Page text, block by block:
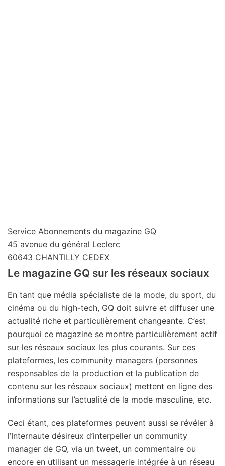
Service Abonnements du magazine GQ
45 avenue du général Leclerc
60643 CHANTILLY CEDEX
Le magazine GQ sur les réseaux sociaux
En tant que média spécialiste de la mode, du sport, du
cinéma ou du high-tech, GQ doit suivre et diffuser une
actualité riche et particulièrement changeante. C’est
pourquoi ce magazine se montre particulièrement actif
sur les réseaux sociaux les plus courants. Sur ces
plateformes, les community managers (personnes
responsables de la production et la publication de
contenu sur les réseaux sociaux) mettent en ligne des
informations sur l’actualité de la mode masculine, etc.
Ceci étant, ces plateformes peuvent aussi se révéler à
l’Internaute désireux d’interpeller un community
manager de GQ, via un tweet, un commentaire ou
encore en utilisant un messagerie intégrée à un réseau